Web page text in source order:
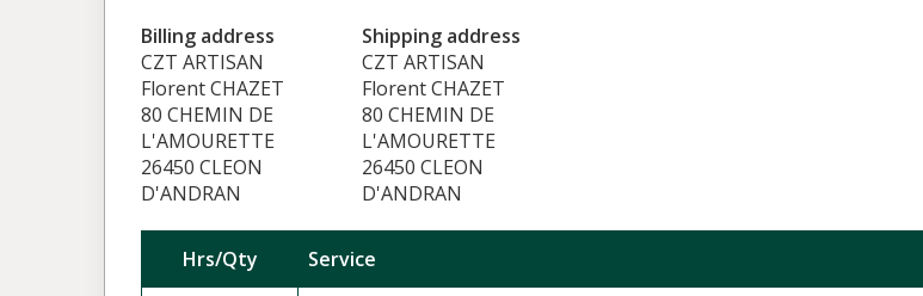
Billing address
CZT ARTISAN
Florent CHAZET
80 CHEMIN DE
L'AMOURETTE
26450 CLEON
D'ANDRAN
Shipping address
CZT ARTISAN
Florent CHAZET
80 CHEMIN DE
L'AMOURETTE
26450 CLEON
D'ANDRAN
Hrs/Qty Service